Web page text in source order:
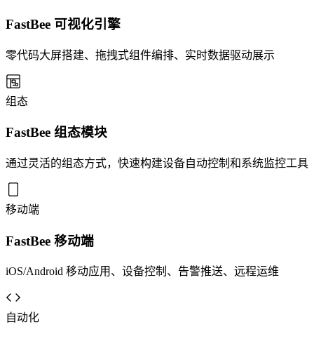
FastBee 可视化引擎
零代码大屏搭建、拖拽式组件编排、实时数据驱动展示
组态
FastBee 组态模块
通过灵活的组态方式，快速构建设备自动控制和系统监控工具
移动端
FastBee 移动端
iOS/Android 移动应用、设备控制、告警推送、远程运维
自动化